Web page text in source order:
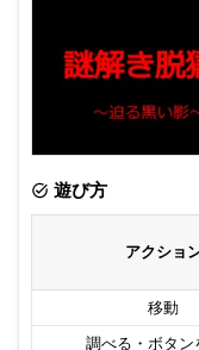
遊び方
アクショ
移動
調べる・ボタン